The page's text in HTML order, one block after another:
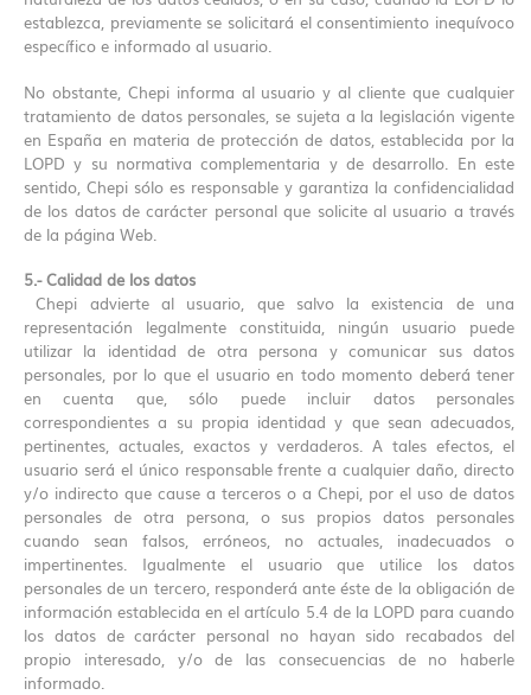
establezca, previamente se solicitará el consentimiento inequívoco
específico e informado al usuario.
No obstante, Chepi informa al usuario y al cliente que cualquier
tratamiento de datos personales, se sujeta a la legislación vigente
en España en materia de protección de datos, establecida por la
LOPD y su normativa complementaria y de desarrollo. En este
sentido, Chepi sólo es responsable y garantiza la confidencialidad
de los datos de carácter personal que solicite al usuario a través
de la página Web.
5.- Calidad de los datos
Chepi advierte al usuario, que salvo la existencia de una
representación legalmente constituida, ningún usuario puede
utilizar la identidad de otra persona y comunicar sus datos
personales, por lo que el usuario en todo momento deberá tener
en cuenta que, sólo puede incluir datos personales
correspondientes a su propia identidad y que sean adecuados,
pertinentes, actuales, exactos y verdaderos. A tales efectos, el
usuario será el único responsable frente a cualquier daño, directo
y/o indirecto que cause a terceros o a Chepi, por el uso de datos
personales de otra persona, o sus propios datos personales
cuando sean falsos, erróneos, no actuales, inadecuados o
impertinentes. Igualmente el usuario que utilice los datos
personales de un tercero, responderá ante éste de la obligación de
información establecida en el artículo 5.4 de la LOPD para cuando
los datos de carácter personal no hayan sido recabados del
propio interesado, y/o de las consecuencias de no haberle
informado.